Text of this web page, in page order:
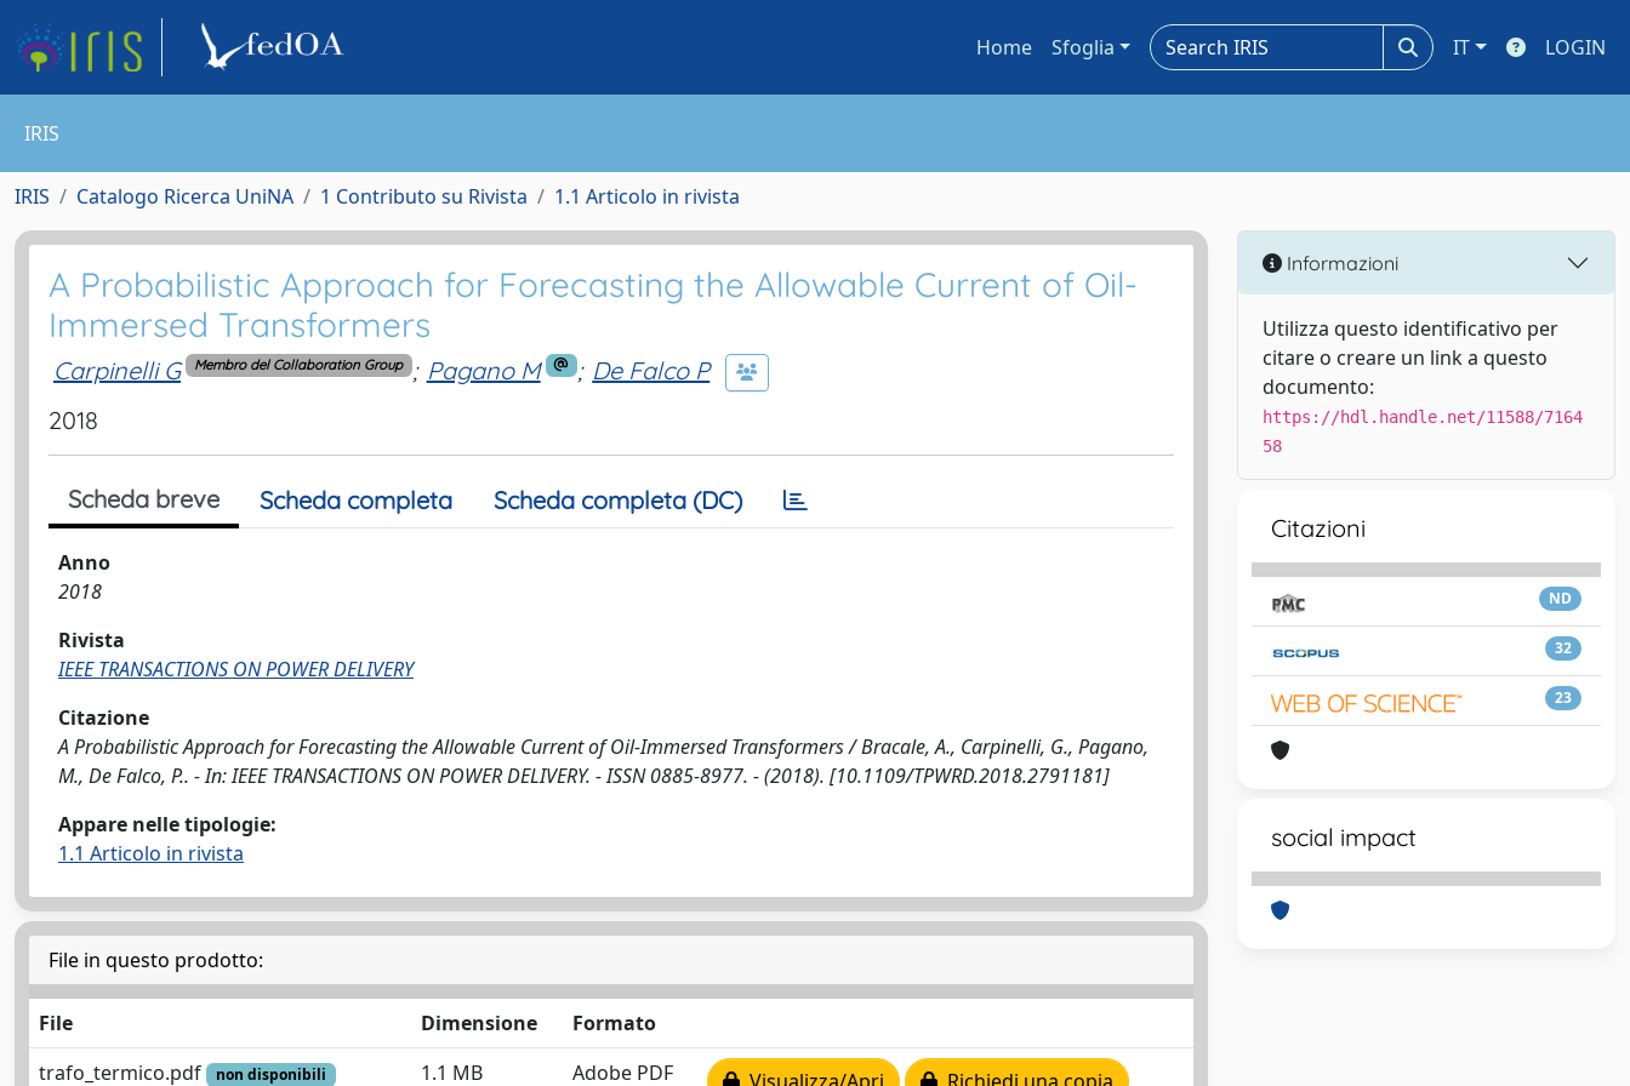
Home Sfoglia IT LOGIN
IRIS
IRIS Catalogo Ricerca UniNA 1 Contributo su Rivista 1.1 Articolo in rivista
A Probabilistic Approach for Forecasting the Allowable Current of Oil-
Immersed Transformers
Carpinelli G Membro del Collaboration Group ; Pagano M ; De Falco P
2018
Scheda breve Scheda completa Scheda completa (DC)
Anno
2018
Rivista
IEEE TRANSACTIONS ON POWER DELIVERY
Citazione
A Probabilistic Approach for Forecasting the Allowable Current of Oil-Immersed Transformers / Bracale, A., Carpinelli, G., Pagano,
M., De Falco, P.. - In: IEEE TRANSACTIONS ON POWER DELIVERY. - ISSN 0885-8977. - (2018). [10.1109/TPWRD.2018.2791181]
Appare nelle tipologie:
1.1 Articolo in rivista
File in questo prodotto:
File Dimensione
Formato
trafo_termico.pdf
non disponibili 1.1 MB Adobe PDF
Informazioni
Utilizza questo identificativo per
citare o creare un link a questo
documento:
https://hdl.handle.net/11588/7164
58
Citazioni
ND
32
23
social impact